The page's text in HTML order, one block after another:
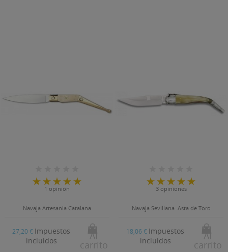
1 opinión
Navaja Artesania Catalana
27,20 € Impuestos
incluidos
Al
carrito
3 opiniones
Navaja Sevillana. Asta de Toro
18,06 € Impuestos
incluidos
Al
carrito
((confirmMessage))
((CANCELTEXT)) ((MODALDELETETEXT))
((LABEL))
((CANCELTEXT)) ((CREATETEXT))
Debe iniciar sesión para guardar productos en su lista
((CANCELTEXT)) ((LOGINTEXT))